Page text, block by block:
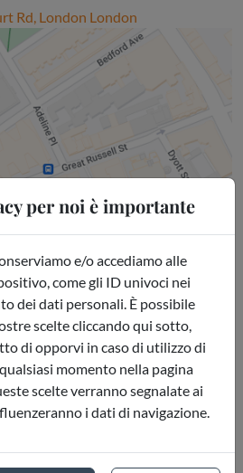
Rd, London London
per noi è importante
e/o accediamo alle
come gli ID univoci nei
dei dati personali. È possibile
scelte cliccando qui sotto,
di opporvi in caso di utilizzo di
momento nella pagina
scelte verranno segnalate ai
i dati di navigazione.